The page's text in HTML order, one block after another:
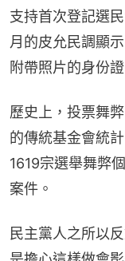
支持首次登記選
月的皮允民調顯
附帶照片的身份
歷史上，投票舞
的傳統基金會統
1619宗選舉舞弊
案件。
民主黨人之所以